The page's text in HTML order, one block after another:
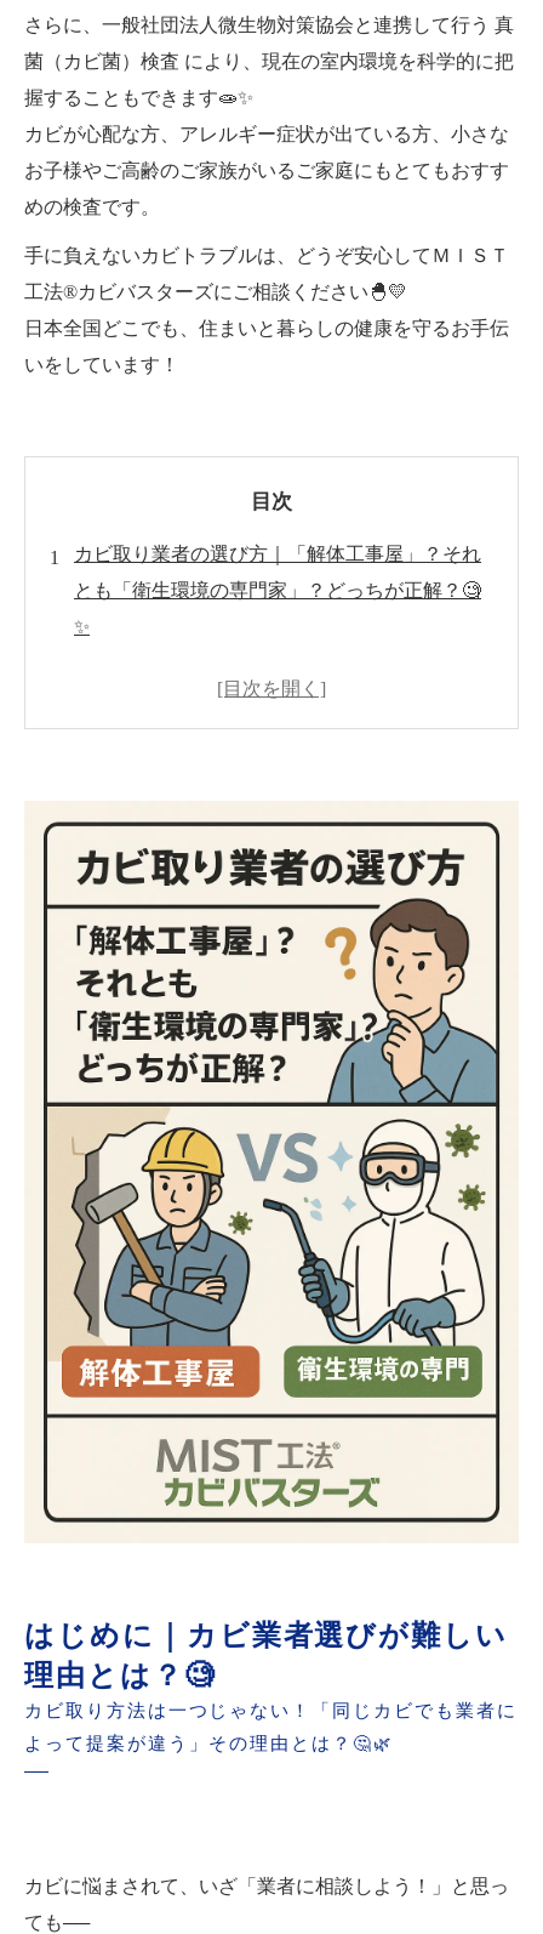
さらに、一般社団法人微生物対策協会と連携して行う 真
菌（カビ菌）検査 により、現在の室内環境を科学的に把
握することもできます🧫✨
カビが心配な方、アレルギー症状が出ている方、小さな
お子様やご高齢のご家族がいるご家庭にもとてもおすす
めの検査です。
手に負えないカビトラブルは、どうぞ安心してＭＩＳＴ
工法®カビバスターズにご相談ください🐣💛
日本全国どこでも、住まいと暮らしの健康を守るお手伝
いをしています！
目次
カビ取り業者の選び方｜「解体工事屋」？それ
とも「衛生環境の専門家」？どっちが正解？🧐
✨
の違い💊🏥
なぜ原因追究が重要なの？現代建築のカビ再発
リスク⚠️
ＭＩＳＴ工法®カビバスターズが行う科学的な
カビ原因調査🔍
全国の皆さまへ（北海道・東京・大阪・福岡ほ
か）🌎カビ相談が増える地域別のお悩み
こんな症状が出たら要注意！カビ検査をおすす
めする人👶👵
迷ったらどうする？失敗しないカビ業者の選び
方チェックリスト📝
まとめ｜手に負えないカビは専門家に相談を！
🍀ＭＩＳＴ工法®カビバスターズへ
はじめに｜カビ業者選びが難しい
理由とは？🧐
カビ取り方法は一つじゃない！「同じカビでも業者に
よって提案が違う」その理由とは？🤔🌿
カビに悩まされて、いざ「業者に相談しよう！」と思っ
ても──